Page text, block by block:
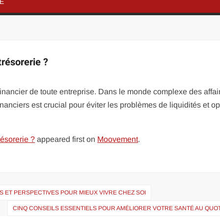
?
de toute entreprise. Dans le monde complexe des
est crucial pour éviter les problèmes de liquidités et
? appeared first on Moovement.
ET PERSPECTIVES POUR MIEUX VIVRE CHEZ SOI
CINQ CONSEILS ESSENTIELS POUR AMÉLIORER VOTRE SANTÉ AU